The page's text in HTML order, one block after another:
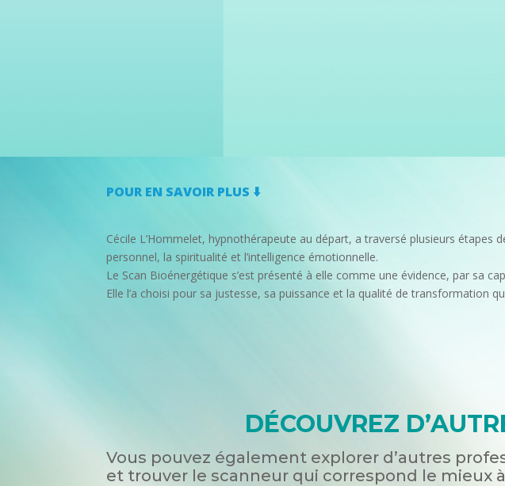
POUR EN SAVOIR PLUS ⬇️​
Cécile L’Hommelet, hypnothérapeute au départ, a traversé plusieurs
personnel, la spiritualité et l’intelligence émotionnelle.
Le Scan Bioénergétique s’est présenté à elle comme une évidence, par sa
Elle l’a choisi pour sa justesse, sa puissance et la qualité de transformation
DÉCOUVREZ
Vous pouvez également explorer d’autres
et trouver le scanneur qui correspond le mieux